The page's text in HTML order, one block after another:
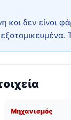
και δεν είναι
Μηχανισμός